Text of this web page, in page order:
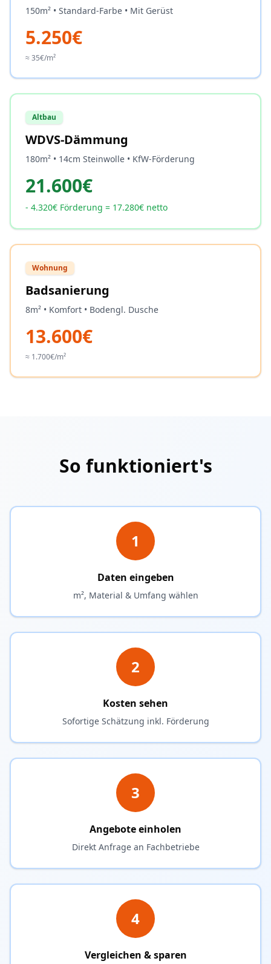
150m² • Standard-Farbe • Mit Gerüst
5.250€
≈ 35€/m²
Altbau
WDVS-Dämmung
180m² • 14cm Steinwolle • KfW-Förderung
21.600€
- 4.320€ Förderung = 17.280€ netto
Wohnung
Badsanierung
8m² • Komfort • Bodengl. Dusche
13.600€
≈ 1.700€/m²
So funktioniert's
1
Daten eingeben
m², Material & Umfang wählen
2
Kosten sehen
Sofortige Schätzung inkl. Förderung
3
Angebote einholen
Direkt Anfrage an Fachbetriebe
4
Vergleichen & sparen